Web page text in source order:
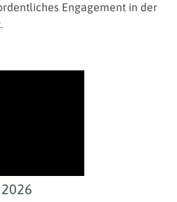
Engagement in der